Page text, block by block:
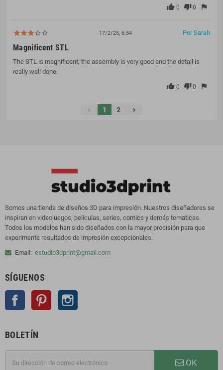
thumb_up 0 thumb_down0 flag
17/2/25, 6:54 Por Sarah
Magnificent STL
The STL is magnificent, the assembly is very good and the detail is
really well done.
thumb_up 0 thumb_down0 flag
chevron_left 1 2 chevron_right
Somos una tienda de diseños 3D para impresión. Nuestros diseñadores se
inspiran en videojuegos, películas, series, comics y demás tematicas.
Todos los modelos han sido diseñados con la mayor precisión para que
experimente resultados de impresión excepcionales.
Email: estudio3dprint@gmail.com
SÍGUENOS
Facebook Pinterest
BOLETÍN
OK